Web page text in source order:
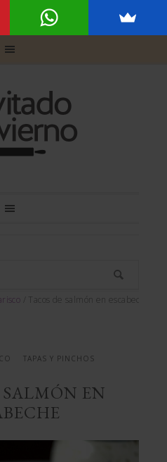
Tacos de salmón en escabeche
TAPAS Y PINCHOS
EN